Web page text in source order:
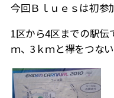
今回Ｂｌｕｅｓは初参
1区から4区までの駅伝
ｍ、3ｋｍと襷をつな